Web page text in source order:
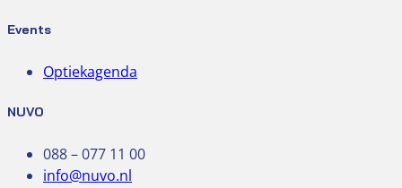
Events
Optiekagenda
NUVO
088 – 077 11 00
info@nuvo.nl